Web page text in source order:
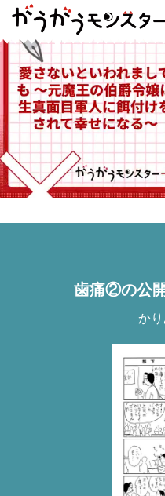
歯痛②の公
か